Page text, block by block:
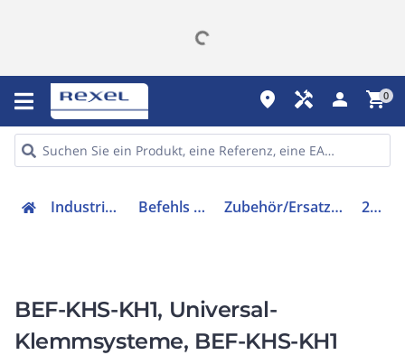
place handyman person shopping_cart0
Industriekomponenten Befehls & Meldegeräte Zubehör/Ersatzteile für Befehlsgeräte 2022726
BEF-KHS-KH1, Universal-
Klemmsysteme, BEF-KHS-KH1